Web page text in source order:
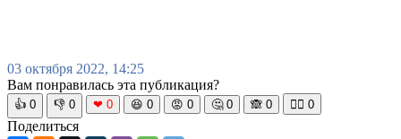
03 октября 2022, 14:25
Вам понравилась эта публикация?
👍 0 👎 0 ❤ 0 😆 0 😡 0 🤔 0 🙈 0 🧘‍♀️ 0
Поделиться